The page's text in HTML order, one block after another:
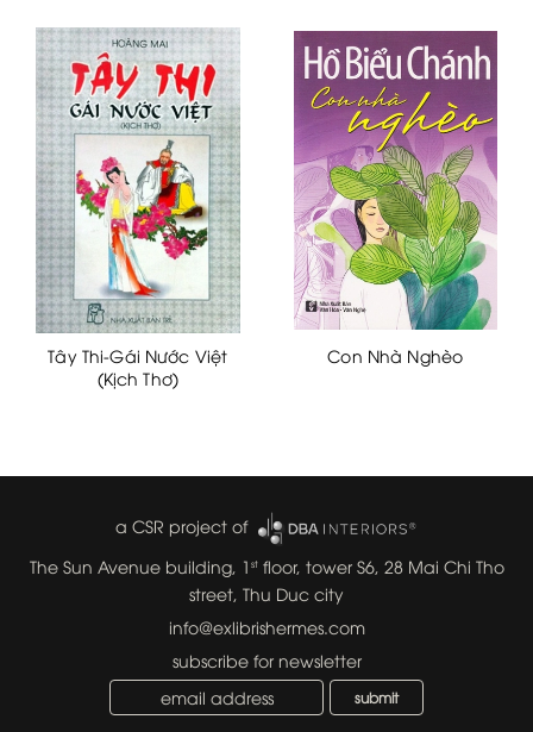
Tây Thi-Gái Nước Việt
(Kịch Thơ)
Con Nhà Nghèo
a CSR project of
The Sun Avenue building, 1 stfloor, tower S6, 28 Mai Chi Tho
street, Thu Duc city
info@exlibrishermes.com
subscribe for newsletter
submit